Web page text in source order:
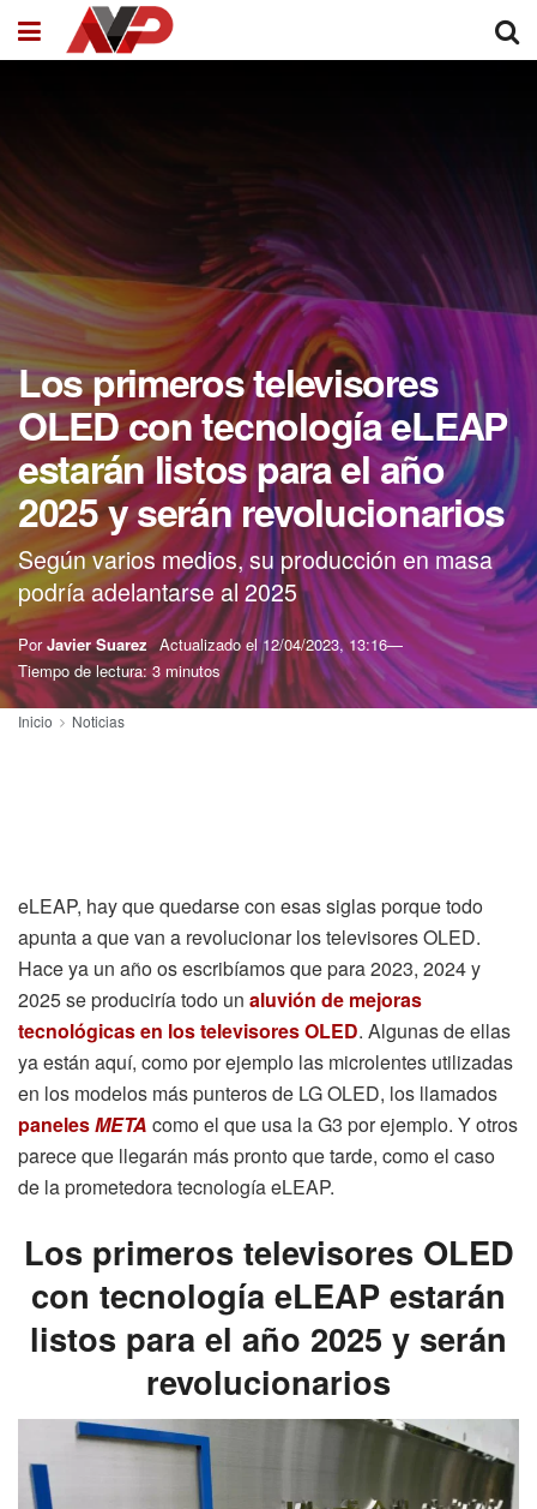
Los primeros televisores
OLED con tecnología eLEAP
estarán listos para el año
2025 y serán revolucionarios
Según varios medios, su producción en masa
podría adelantarse al 2025
Por Javier Suarez Actualizado el12/04/2023, 13:16
Tiempo de lectura: 3 minutos
Inicio Noticias
eLEAP, hay que quedarse con esas siglas porque todo
apunta a que van a revolucionar los televisores OLED.
Hace ya un año os escribíamos que para 2023, 2024 y
2025 se produciría todo un aluvión de mejoras
tecnológicas en los televisores OLED. Algunas de ellas
ya están aquí, como por ejemplo las microlentes utilizadas
en los modelos más punteros de LG OLED, los llamados
panelesMETA como el que usa la G3 por ejemplo. Y otros
parece que llegarán más pronto que tarde, como el caso
de la prometedora tecnología eLEAP.
Los primeros televisores OLED
con tecnología eLEAP estarán
listos para el año 2025 y serán
revolucionarios